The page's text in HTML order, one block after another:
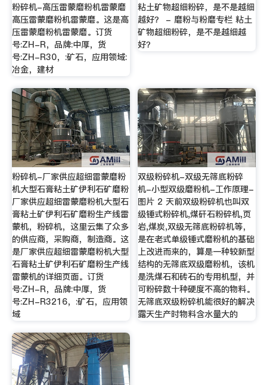
粉碎机-高压雷蒙磨粉机雷蒙磨
高压雷蒙磨粉机雷蒙磨。这是高
压雷蒙磨粉机雷蒙磨。订货
号:ZH-R，品牌:中厚，货
号:ZH-R30，:矿石，应用领域:
冶金，建材
粘土矿物超细粉碎，是不是越细
越好？ - 磨粉与粉磨专栏 粘土
矿物超细粉碎，是不是越细越
好？
粉碎机-厂家供应超细雷蒙磨粉
机大型石膏粘土矿伊利石矿磨粉
厂家供应超细雷蒙磨粉机大型石
膏粘土矿伊利石矿磨粉生产线雷
蒙机，粉碎机，这里云集了众多
的供应商，采购商，制造商。这
是厂家供应超细雷蒙磨粉机大型
石膏粘土矿伊利石矿磨粉生产线
雷蒙机的详细页面。订货
号:ZH-R，品牌:中厚，货
号:ZH-R3216，:矿石，应用领
域
双级粉碎机-双级无筛底粉碎
机-小型双级磨粉机-工作原理-
图片 2 天前双级粉碎机也叫双
级锤式粉碎机,煤矸石粉碎机,页
岩,煤炭,双级无筛底粉碎机等，
是在老式单级锤式磨粉机的基础
上改进而来的，算是一种较新型
结构的无筛底双级磨粉机，该机
是洗煤石和砖石的专用机型，并
可粉碎数十种硬度不高的物料。
无筛底双级粉碎机能很好的解决
露天生产时物料含水量大的